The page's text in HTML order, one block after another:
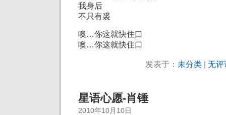
我身后
不只有裘
噢…你这就快住口
噢…你这就快住口
发表于： 未分类| 无评
星语心愿-肖锤
2010年10月10日